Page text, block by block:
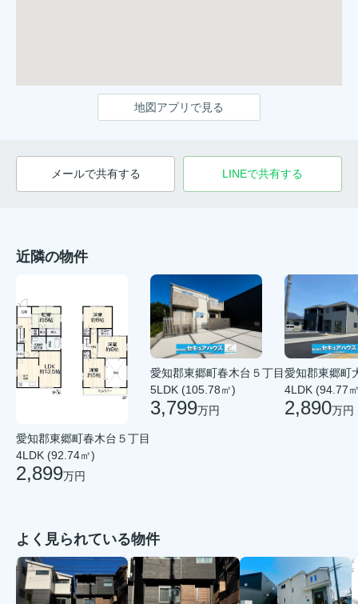
地図アプリで見る
メールで共有する LINEで共有する
近隣の物件
愛知郡東郷町春木台５丁目
4LDK (92.74㎡)
2,899万円
愛知郡東郷町春木台５丁目
5LDK (105.78㎡)
3,799万円
愛知郡東郷町
4LDK (94.77
2,890万円
よく見られている物件